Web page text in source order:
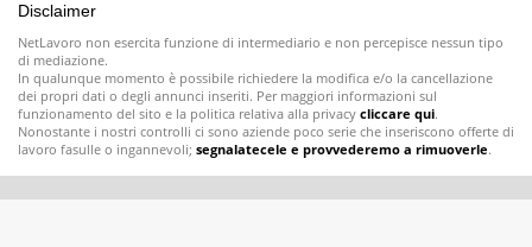
Disclaimer
NetLavoro non esercita funzione di intermediario e non percepisce nessun tipo
di mediazione.
In qualunque momento è possibile richiedere la modifica e/o la cancellazione
dei propri dati o degli annunci inseriti. Per maggiori informazioni sul
funzionamento del sito e la politica relativa alla privacy cliccare qui.
Nonostante i nostri controlli ci sono aziende poco serie che inseriscono offerte di
lavoro fasulle o ingannevoli; segnalatecele e provvederemo a rimuoverle.